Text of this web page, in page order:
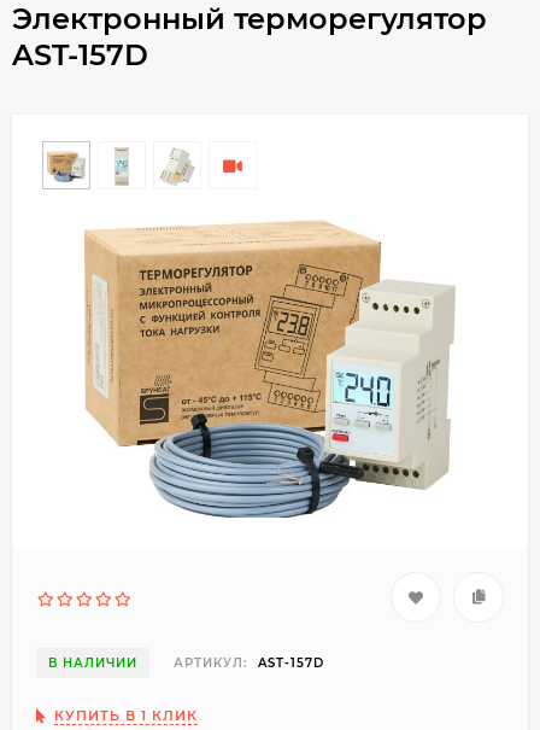
Электронный терморегулятор
AST-157D
В НАЛИЧИИ АРТИКУЛ: AST-157D
КУПИТЬ В 1 КЛИК